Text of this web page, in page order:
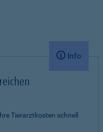
Info
Tierarztkosten schnell